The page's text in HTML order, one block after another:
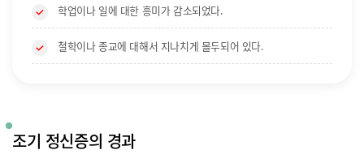
학업이나 일에 대한 흥미가 감소되었다.
철학이나 종교에 대해서 지나치게 몰두되어 있다.
조기 정신증의 경과